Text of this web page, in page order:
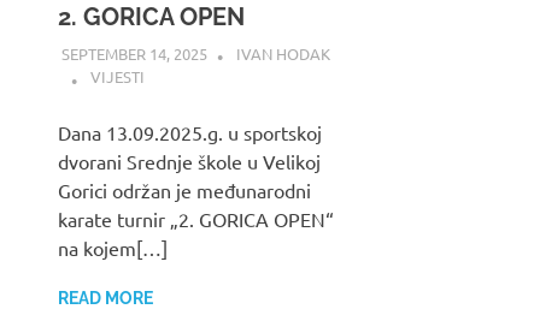
2. GORICA OPEN
SEPTEMBER 14, 2025
IVAN HODAK
VIJESTI
Dana 13.09.2025.g. u sportskoj
dvorani Srednje škole u Velikoj
Gorici održan je međunarodni
karate turnir „2. GORICA OPEN“
na kojem[…]
READ MORE